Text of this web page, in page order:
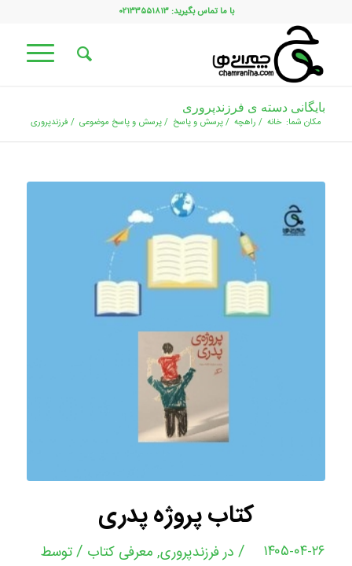
با ما تماس بگیرید: ۰۲۱۳۳۵۵۱۸۱۳
بایگانی دسته ی فرزندپروری
مکان شما: خانه / راهچه /پرسش و پاسخ /پرسش و پاسخ موضوعی / فرزندپروری
کتاب پروژه پدری
۱۴۰۵-۰۴-۲۶ / درفرزندپروری, معرفی کتاب /توسط